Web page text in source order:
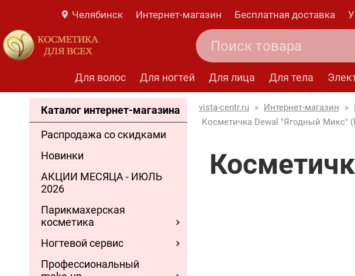
Челябинск Интернет-магазин Бесплатная доставка
КОСМЕТИКА
ДЛЯ ВСЕХ
Для волос Для ногтей Для лица Для тела
Каталог интернет-магазина
Распродажа со скидками
Новинки
АКЦИИ МЕСЯЦА - ИЮЛЬ
2026
Парикмахерская
косметика
Ногтевой сервис
Профессиональный
vista-centr.ru » Интернет-магазин »
Косметичка Dewal "Ягодный Микс"